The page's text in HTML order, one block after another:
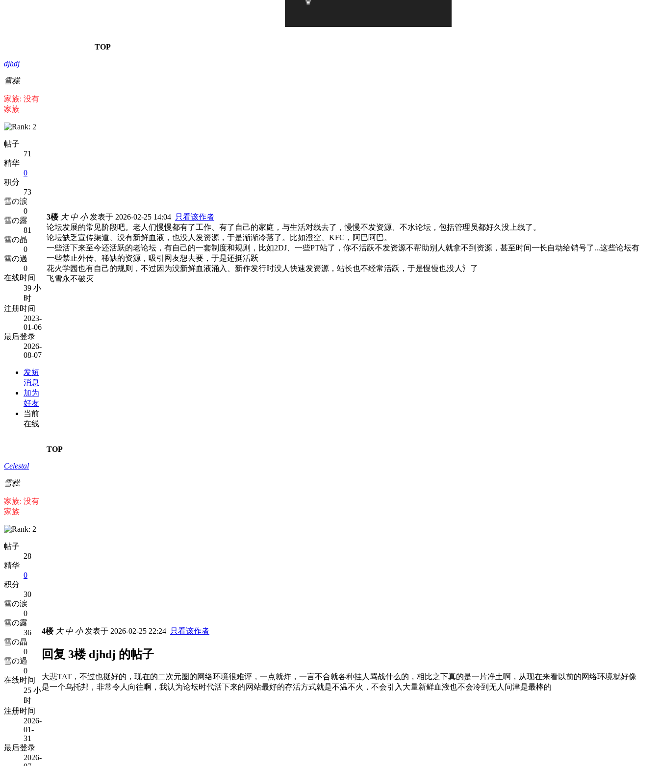
TOP
djhdj
雪糕
家族: 没有
家族
帖子
71
精华
0
积分
73
雪の涙
0
雪の露
81
雪の晶
0
雪の過
0
在线时间
39 小
时
注册时间
2023-
01-06
最后登录
2026-
08-07
发短
消息
加为
好友
当前
在线
3楼 大 中 小发表于 2026-02-25 14:04 只看该作者
论坛发展的常见阶段吧。老人们慢慢都有了工作、有了自己的家庭，与生活对线去了，慢慢不发资源、不水论坛，包括管理员都好久没上线了。
论坛缺乏宣传渠道、没有新鲜血液，也没人发资源，于是渐渐冷落了。比如澄空、KFC，阿巴阿巴。
一些活下来至今还活跃的老论坛，有自己的一套制度和规则，比如2DJ、一些PT站了，你不活跃不发资源不帮助别人就拿不到资源，甚至时间一长自动给销号了...这些论坛有
一些禁止外传、稀缺的资源，吸引网友想去要，于是还挺活跃
花火学园也有自己的规则，不过因为没新鲜血液涌入、新作发行时没人快速发资源，站长也不经常活跃，于是慢慢也没人氵了
飞雪永不破灭
TOP
Celestal
雪糕
家族: 没有
家族
帖子
28
精华
0
积分
30
雪の涙
0
雪の露
36
雪の晶
0
雪の過
0
在线时间
25 小
时
注册时间
2026-
01-
31
最后登录
2026-
4楼 大 中 小发表于 2026-02-25 22:24 只看该作者
回复 3楼 djhdj 的帖子
大悲TAT，不过也挺好的，现在的二次元圈的网络环境很难评，一点就炸，一言不合就各种挂人骂战什么的，相比之下真的是一片净土啊，从现在来看以前的网络环境就好像
是一个乌托邦，非常令人向往啊，我认为论坛时代活下来的网站最好的存活方式就是不温不火，不会引入大量新鲜血液也不会冷到无人问津是最棒的